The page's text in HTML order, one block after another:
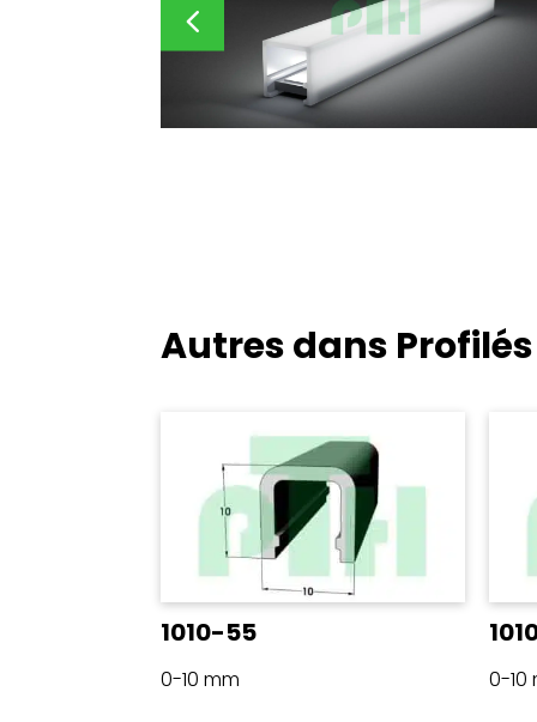
Autres dans
1010-55
0-10 mm 0-10